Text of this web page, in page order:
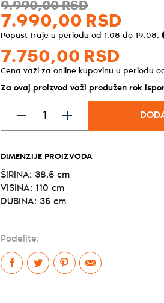
9.990,00 RSD
7.990,00 RSD
Popust traje u periodu od 1.08 do 19.08.
7.750,00 RSD
Cena važi za online kupovinu u periodu
Za ovaj proizvod važi produžen rok
DIMENZIJE PROIZVODA
ŠIRINA: 38.5 cm
VISINA: 110 cm
DUBINA: 35 cm
Podelite: